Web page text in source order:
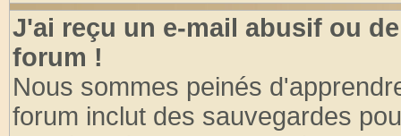
J'ai reçu un e-mail abusif ou
forum !
Nous sommes peinés
forum inclut des sauvegardes